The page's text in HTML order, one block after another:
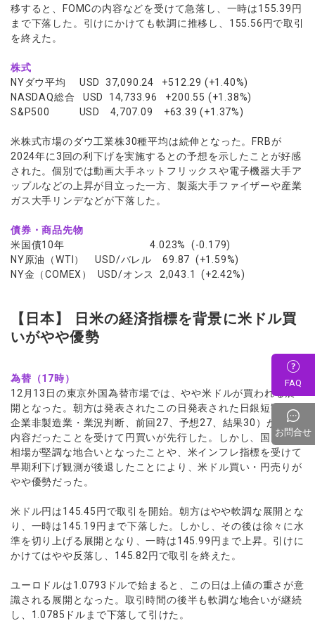
移すると、FOMCの内容などを受けて急落し、一時は155.39円
まで下落した。引けにかけても軟調に推移し、155.56円で取引
を終えた。
株式
NYダウ平均 USD 37,090.24 +512.29 (+1.40%)
NASDAQ総合 USD 14,733.96 +200.55 (+1.38%)
S&P500 USD 4,707.09 +63.39 (+1.37%)
米株式市場のダウ工業株30種平均は続伸となった。FRBが
2024年に3回の利下げを実施するとの予想を示したことが好感
された。個別では動画大手ネットフリックスや電子機器大手ア
ップルなどの上昇が目立った一方、製薬大手ファイザーや産業
ガス大手リンデなどが下落した。
債券・商品先物
米国債10年 4.023% (-0.179)
NY原油（WTI） USD/バレル 69.87 (+1.59%)
NY金（COMEX） USD/オンス 2,043.1 (+2.42%)
【日本】 日米の経済指標を背景に米ドル買
いがやや優勢
為替（17時）
12月13日の東京外国為替市場では、やや米ドルが買われる展
開となった。朝方は発表されたこの日発表された日銀短観（大
企業非製造業・業況判断、前回27、予想27、結果30）が強い
内容だったことを受けて円買いが先行した。しかし、国内株式
相場が堅調な地合いとなったことや、米インフレ指標を受けて
早期利下げ観測が後退したことにより、米ドル買い・円売りが
やや優勢だった。
米ドル円は145.45円で取引を開始。朝方はやや軟調な展開とな
り、一時は145.19円まで下落した。しかし、その後は徐々に水
準を切り上げる展開となり、一時は145.99円まで上昇。引けに
かけてはやや反落し、145.82円で取引を終えた。
ユーロドルは1.0793ドルで始まると、この日は上値の重さが意
識される展開となった。取引時間の後半も軟調な地合いが継続
し、1.0785ドルまで下落して引けた。
FAQ
お問合せ